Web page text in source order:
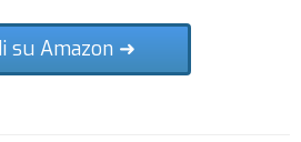
su Amazon ➜